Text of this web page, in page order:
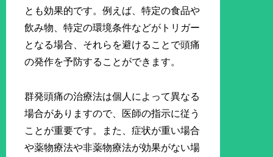
とも効果的です。例えば、特定の食品や
飲み物、特定の環境条件などがトリガー
となる場合、それらを避けることで頭痛
の発作を予防することができます。
群発頭痛の治療法は個人によって異なる
場合がありますので、医師の指示に従う
ことが重要です。また、症状が重い場合
や薬物療法や非薬物療法が効果がない場